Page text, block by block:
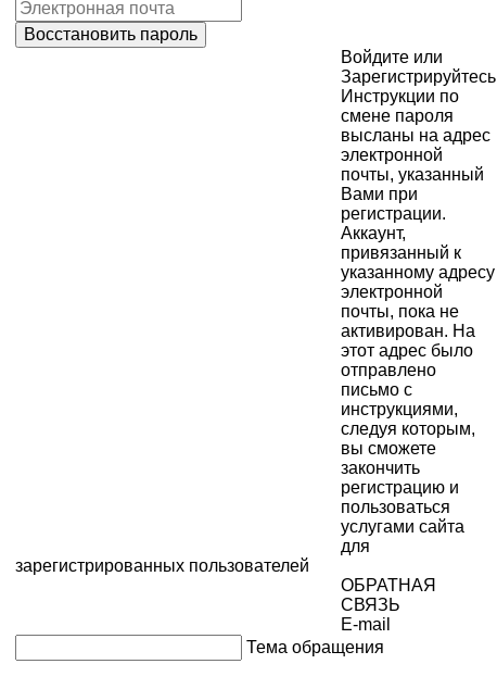
Войдите или
Зарегистрируйтесь
Инструкции по
смене пароля
высланы на адрес
электронной
почты, указанный
Вами при
регистрации.
Аккаунт,
привязанный к
указанному адресу
электронной
почты, пока не
активирован. На
этот адрес было
отправлено
письмо с
инструкциями,
следуя которым,
вы сможете
закончить
регистрацию и
пользоваться
услугами сайта
для
зарегистрированных пользователей
ОБРАТНАЯ
СВЯЗЬ
E-mail
Тема обращения